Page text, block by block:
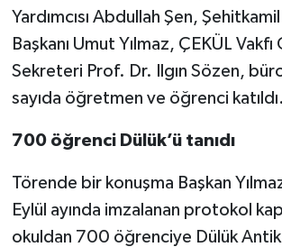
Yardımcısı Abdullah Şen,
Başkanı Umut Yılmaz, ÇEKÜL Vakfı
Sekreteri Prof. Dr. Ilgın Sözen,
sayıda öğretmen ve öğrenci katıldı.
700 öğrenci Dülük’ü tanıdı
Törende bir konuşma Başkan
Eylül ayında imzalanan protokol
okuldan 700 öğrenciye Dülük Antik